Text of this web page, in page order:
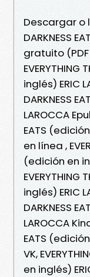
Descargar o
DARKNESS
gratuito (PDF
EVERYTHING
inglés) ERIC
DARKNESS
LAROCCA
EATS
en línea ,
(edición en
EVERYTHING
inglés) ERIC
DARKNESS
LAROCCA
EATS
VK,
en inglés)